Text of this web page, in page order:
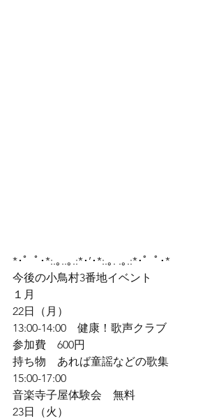
*･゜ﾟ･*:.｡..｡.:*･’･*:.｡. .｡.:*･゜ﾟ･*
今後の小鳥村3番地イベント
１月
22日（月）
13:00-14:00　健康！歌声クラブ
参加費　600円
持ち物　あれば童謡などの歌集
15:00-17:00
音楽寺子屋体験会　無料
23日（火）